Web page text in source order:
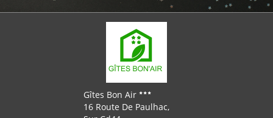
Gîtes Bon Air
16 Route De Paulhac,